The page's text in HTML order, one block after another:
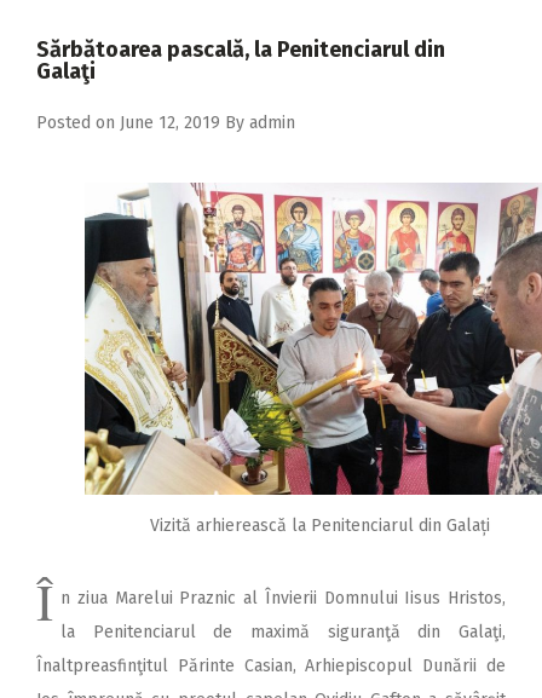
2017
Sărbătoarea pascală, la Penitenciarul din
Galaţi
Posted on June 12, 2019 By admin
Vizită arhierească la Penitenciarul din Galați
Î n ziua Marelui Praznic al Învierii Domnului Iisus Hristos,
la Penitenciarul de maximă siguranţă din Galaţi,
Înaltpreasfinţitul Părinte Casian, Arhiepiscopul Dunării de